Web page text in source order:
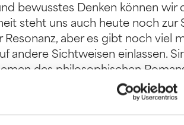
bewusstes Denken können wir
steht uns auch heute noch zur
Resonanz, aber es gibt noch viel
andere Sichtweisen einlassen.
des philosophischen
das dabei hilft, den Alltag
zu gestalten. „Unsere
ein wertvoller Begleiter